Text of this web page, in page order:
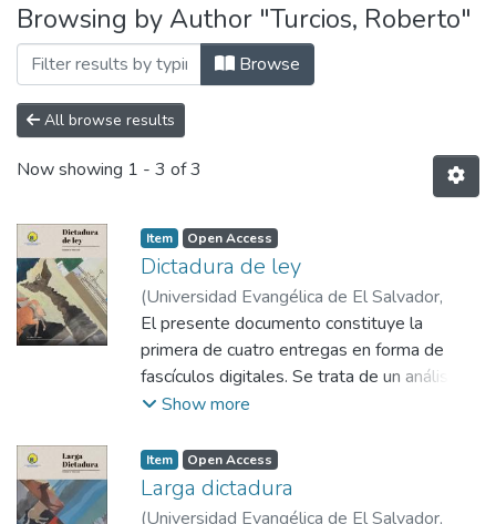
Browsing by Author "Turcios, Roberto"
Browse
All browse results
Now showing 1 - 3 of 3
Item Open Access
Dictadura de ley
(Universidad Evangélica de El Salvador,
2021)Turcios, Roberto
El presente documento constituye la
primera de cuatro entregas en forma de
fascículos digitales. Se trata de un análisis
historiográfico de la coyuntura 1931-1944
vida política institucional que configuró los
debates en torno a la pretensión de reforma
Constitucional durante la dictadura de
Show more
Item Open Access
Larga dictadura
(Universidad Evangélica de El Salvador,